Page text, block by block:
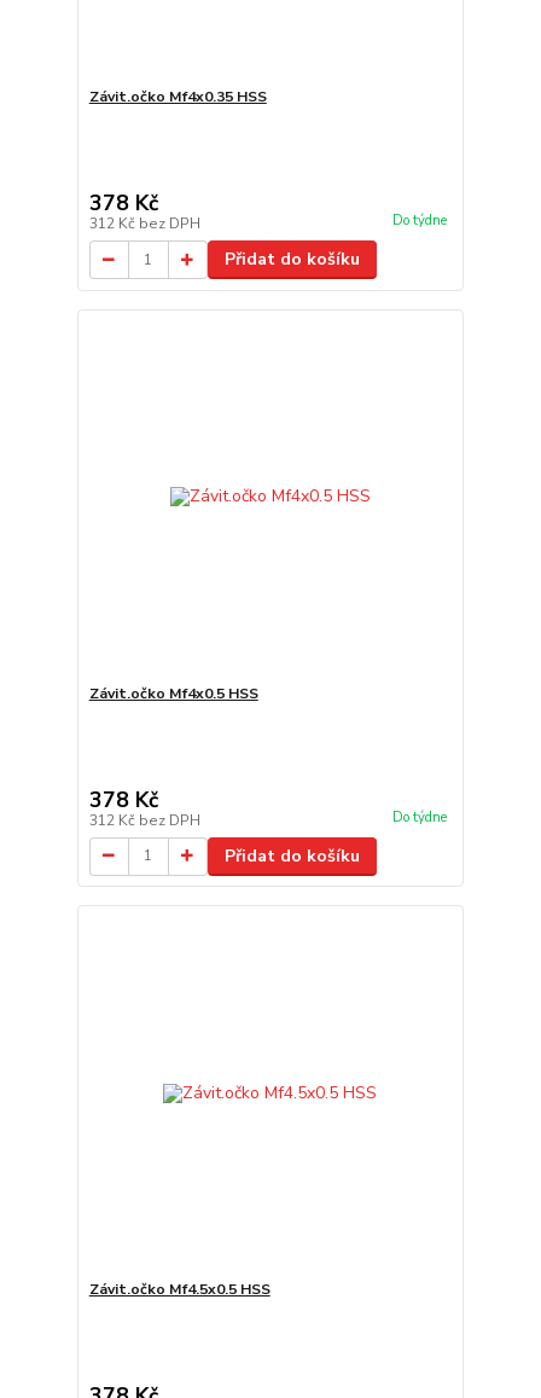
Závit.očko Mf4x0.35 HSS
378 Kč
312 Kč bez DPH Do týdne
Přidat do košíku
Závit.očko Mf4x0.5 HSS
378 Kč
312 Kč bez DPH Do týdne
Přidat do košíku
Závit.očko Mf4.5x0.5 HSS